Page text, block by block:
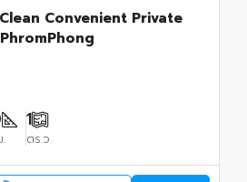
Convenient Private
.
1
ตร.ว.